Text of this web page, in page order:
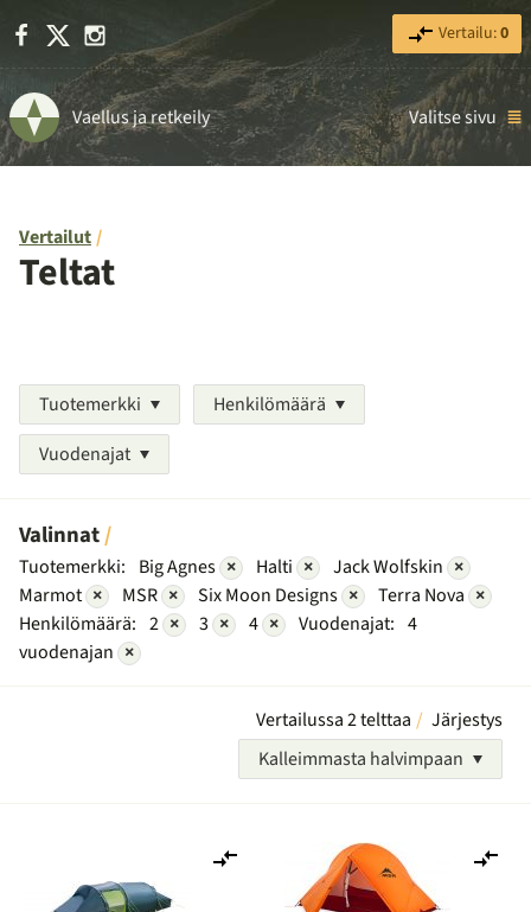
Facebook Instagram Vertailu:0
Vaellus ja retkeily Valitse sivu
Vertailut
Teltat
Tuotemerkki
Henkilömäärä
Vuodenajat
Valinnat
Tuotemerkki: Big Agnes × Halti × Jack Wolfskin ×
Marmot × MSR × Six Moon Designs × Terra Nova ×
Henkilömäärä: 2 × 3 × 4 × Vuodenajat: 4
vuodenajan ×
Vertailussa 2 telttaa
Järjestys
Kalleimmasta halvimpaan
vertailuun